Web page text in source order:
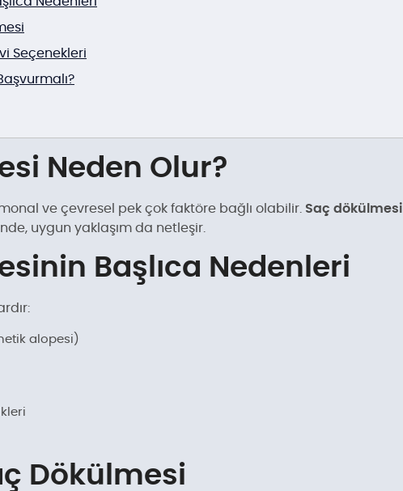
Seçenekleri
Neden Olur?
ve çevresel pek çok faktöre bağlı olabilir. Saç dökülmesi
uygun yaklaşım da netleşir.
Başlıca Nedenleri
alopesi)
Dökülmesi